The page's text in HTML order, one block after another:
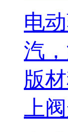
电
汽
版
上